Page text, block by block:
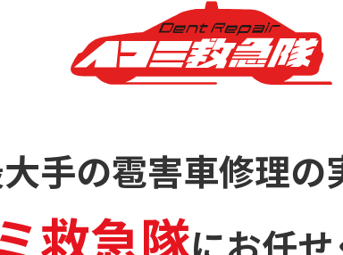
手の雹害車修理の
救急隊